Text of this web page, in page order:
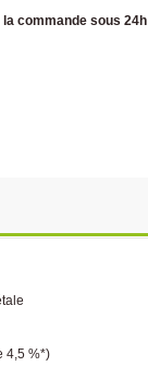
la commande sous 24h
4,5 %*)